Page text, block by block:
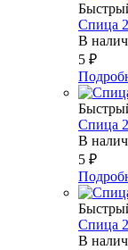
Спица
В
5 ₽
Спица
В
5 ₽
Спица
В